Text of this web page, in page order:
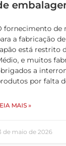
fornecimento de
a fabricação
está restrito
e muitos
a
por falta
MAIS »
de maio de 2026